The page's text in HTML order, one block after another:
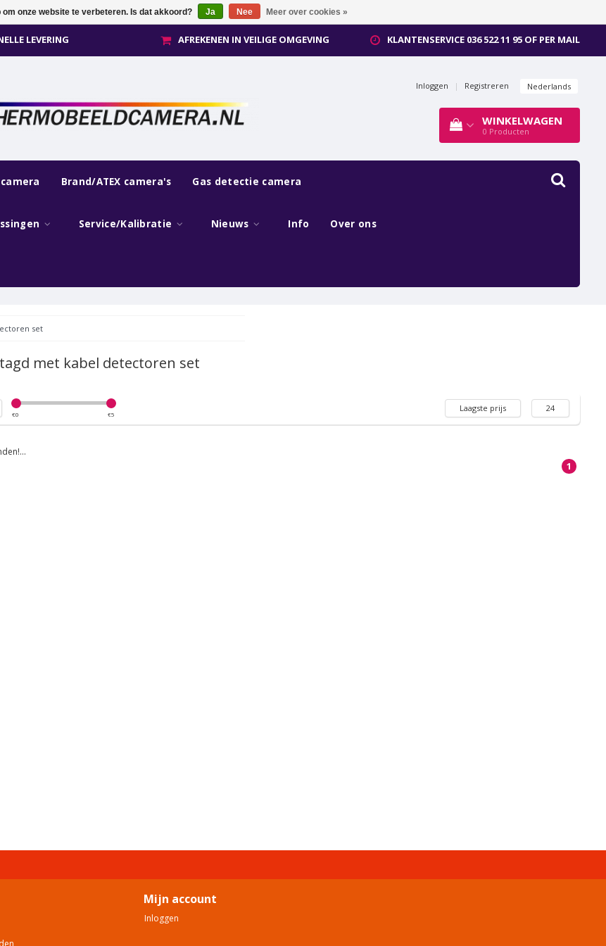
LEVERING AFREKENEN IN VEILIGE OMGEVING KLANTENSERVICE 036 522 11 95 OF PER MAIL
Inloggen | Registreren Nederlands
WINKELWAGEN
0 Producten
Brand/ATEX camera's Gas detectie camera
Service/Kalibratie Nieuws Info Over ons
set
met kabel detectoren set
€0 €5
Laagste prijs 24
1
Mijn account
Inloggen
onze website te verbeteren. Is dat akkoord? Ja Nee Meer over cookies »